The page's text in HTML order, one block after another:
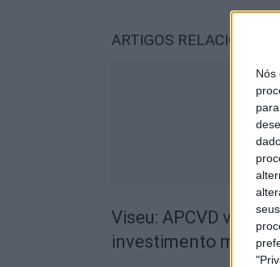
Nós
ARTIGOS RELACIONADOS
Viseu: APCVD vai
investimento